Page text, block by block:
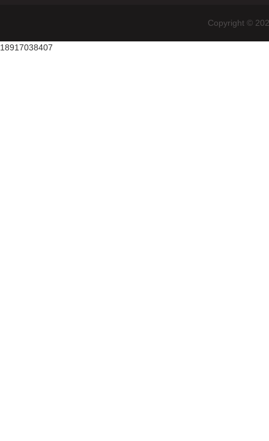
Copyright ©
18917038407